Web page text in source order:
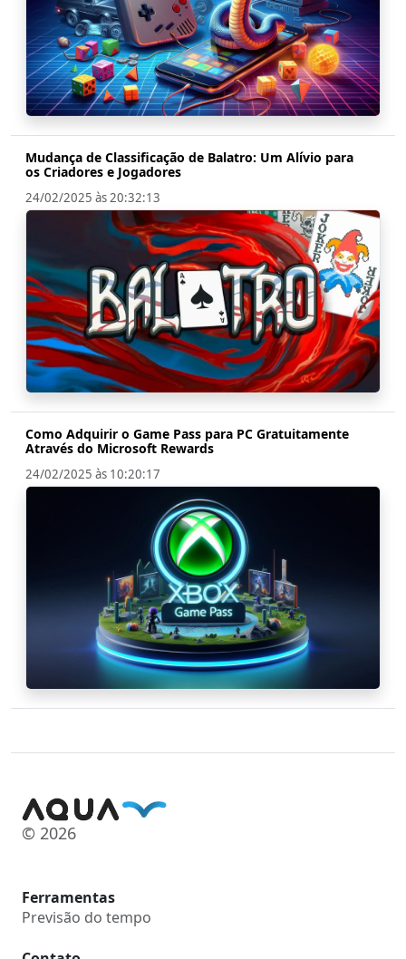
Mudança de Classificação de Balatro: Um Alívio para
os Criadores e Jogadores
24/02/2025 às 20:32:13
Como Adquirir o Game Pass para PC Gratuitamente
Através do Microsoft Rewards
24/02/2025 às 10:20:17
© 2026
Ferramentas
Previsão do tempo